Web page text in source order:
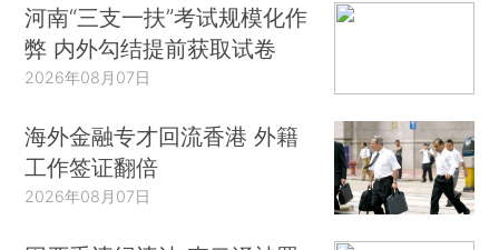
河南“三支一扶”考试规模化作
弊 内外勾结提前获取试卷
2026年08月07日
海外金融专才回流香港 外籍
工作签证翻倍
2026年08月07日